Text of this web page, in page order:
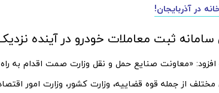
در آذربایجان!
سامانه ثبت معاملات خودرو در آینده
افزود: «معاونت صنایع حمل و نقل وزارت صمت اقدام به
از جمله قوه قضاییه، وزارت کشور، وزارت امور